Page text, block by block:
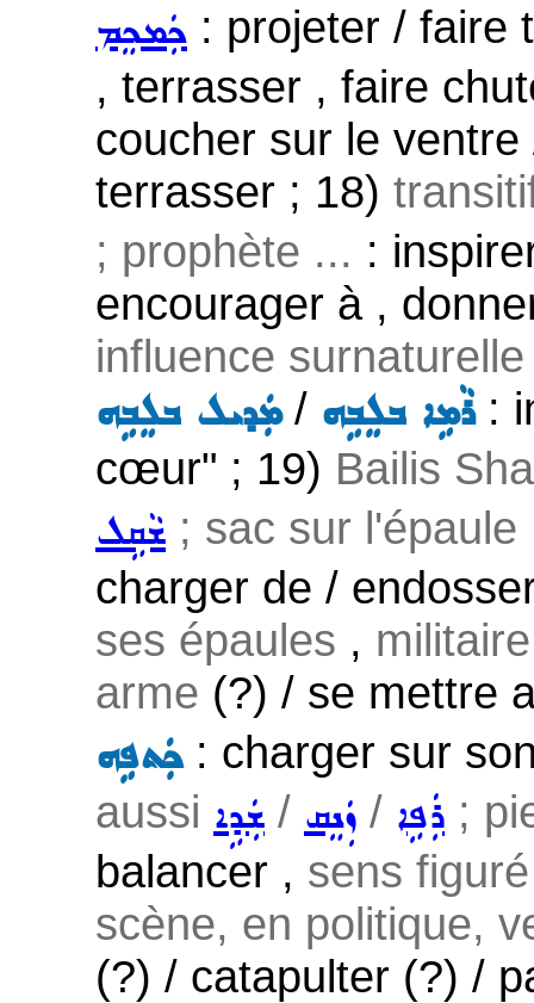
ܟܲܡܟܸܡ : projeter / faire
, terrasser , faire
coucher sur le
terrasser ; 18)
; prophète ... :
encourager à ,
influence surnaturelle
ܡܲܕܝܠ ܒܠܸܒܹܗ/ ܪܵܡܹܐ ܒܠܸܒܹܗ:
cœur" ; 19) Bailis
ܫܵܩܹܠ ; sac sur l'épaule
charger de /
ses épaules ,
arme (?) / se mettre
ܟܲܬܦܹܗ: charger sur
aussi ܫܲܕܹܐ / ܙܲܢܸܩ / ܪܲܦܹܐ ;
balancer , sens
scène, en politique,
(?) / catapulter (?) /